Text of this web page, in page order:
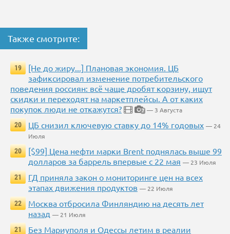
Также смотрите:
19
[Не до жиру...] Плановая экономия. ЦБ
зафиксировал изменение потребительского
поведения россиян: всё чаще дробят корзину, ищут
скидки и переходят на маркетплейсы. А от каких
покупок люди не откажутся?
7 — 3 Августа
20
ЦБ снизил ключевую ставку до 14% годовых — 24
Июля
20
[$99] Цена нефти марки Brent поднялась выше 99
долларов за баррель впервые с 22 мая — 23 Июля
21
ГД приняла закон о мониторинге цен на всех
этапах движения продуктов — 22 Июля
22
Москва отбросила Финляндию на десять лет
назад — 21 Июля
21
Без Мариуполя и Одессы летим в реалии